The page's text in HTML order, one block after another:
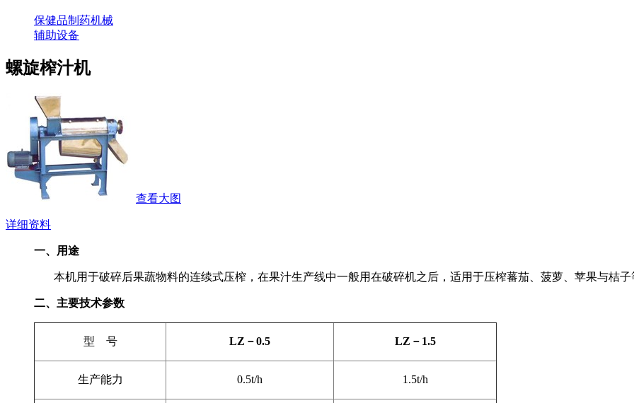
保健品制药机械
辅助设备
螺旋榨汁机
查看大图
详细资料
一、用途
本机用于破碎后果蔬物料的连续式压榨，在果汁生产线中一般用在破碎机之后，适用于压榨蕃茄、菠萝、苹果与桔子
二、主要技术参数
型 号 LZ －0.5 LZ －1.5
生产能力 0.5t/h 1.5t/h